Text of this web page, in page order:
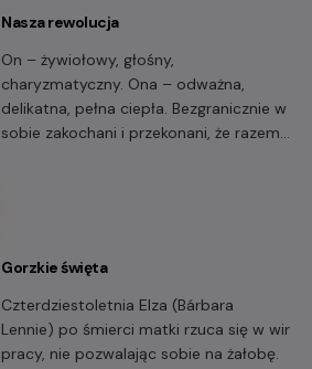
Nasza rewolucja
On – żywiołowy, głośny,
charyzmatyczny. Ona – odważna,
delikatna, pełna ciepła. Bezgranicznie w
sobie zakochani i przekonani, że razem
Gorzkie święta
Czterdziestoletnia Elza (Bárbara
Lennie) po śmierci matki rzuca się w wir
pracy, nie pozwalając sobie na żałobę.